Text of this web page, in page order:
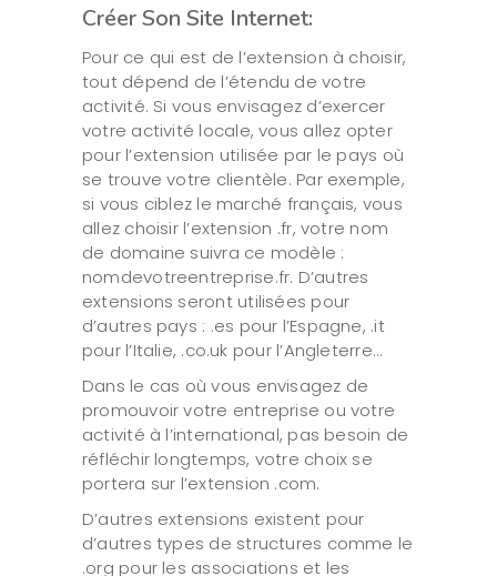
Créer Son Site Internet:
Pour ce qui est de l’extension à choisir,
tout dépend de l’étendu de votre
activité. Si vous envisagez d’exercer
votre activité locale, vous allez opter
pour l’extension utilisée par le pays où
se trouve votre clientèle. Par exemple,
si vous ciblez le marché français, vous
allez choisir l’extension .fr, votre nom
de domaine suivra ce modèle :
nomdevotreentreprise.fr. D’autres
extensions seront utilisées pour
d’autres pays : .es pour l’Espagne, .it
pour l’Italie, .co.uk pour l’Angleterre…
Dans le cas où vous envisagez de
promouvoir votre entreprise ou votre
activité à l’international, pas besoin de
réfléchir longtemps, votre choix se
portera sur l’extension .com.
D’autres extensions existent pour
d’autres types de structures comme le
.org pour les associations et les